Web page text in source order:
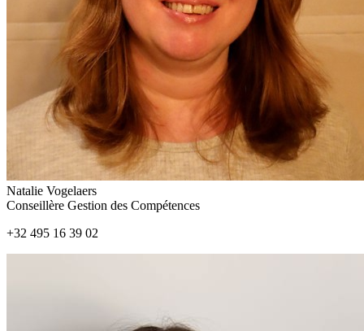
Natalie Vogelaers
Conseillère Gestion des Compétences
+32 495 16 39 02